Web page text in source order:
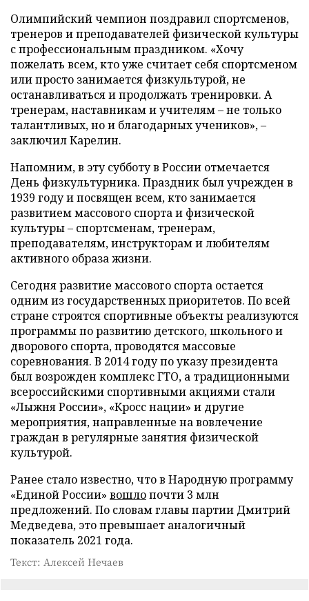
Олимпийский чемпион поздравил спортсменов,
тренеров и преподавателей физической культуры
с профессиональным праздником. «Хочу
пожелать всем, кто уже считает себя спортсменом
или просто занимается физкультурой, не
останавливаться и продолжать тренировки. А
тренерам, наставникам и учителям – не только
талантливых, но и благодарных учеников», –
заключил Карелин.
Напомним, в эту субботу в России отмечается
День физкультурника. Праздник был учрежден в
1939 году и посвящен всем, кто занимается
развитием массового спорта и физической
культуры – спортсменам, тренерам,
преподавателям, инструкторам и любителям
активного образа жизни.
Сегодня развитие массового спорта остается
одним из государственных приоритетов. По всей
стране строятся спортивные объекты реализуются
программы по развитию детского, школьного и
дворового спорта, проводятся массовые
соревнования. В 2014 году по указу президента
был возрожден комплекс ГТО, а традиционными
всероссийскими спортивными акциями стали
«Лыжня России», «Кросс нации» и другие
мероприятия, направленные на вовлечение
граждан в регулярные занятия физической
культурой.
Ранее стало известно, что в Народную программу
«Единой России» вошлопочти 3 млн
предложений. По словам главы партии Дмитрий
Медведева, это превышает аналогичный
показатель 2021 года.
Текст: Алексей Нечаев